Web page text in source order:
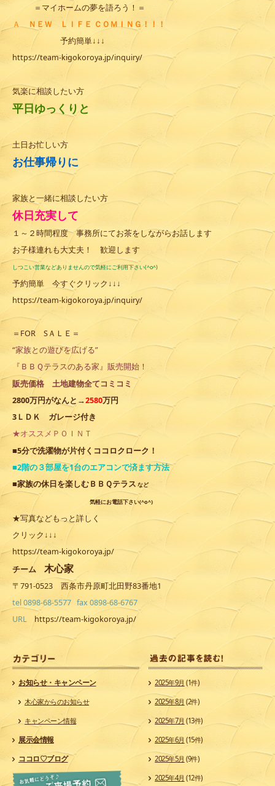
＝マイホームの夢を語ろう！＝
Ａ ＮＥＷ ＬＩＦＥ ＣＯＭＩＮＧ！！！
予約簡単↓↓↓
https://team-kigokoroya.jp/inquiry/
気楽に相談したい方
平日ゆっくりと
土日お忙しい方
お仕事帰りに
家族と一緒に相談したい方
休日充実して
１～２時間程度 事務所にてお茶をしながらお話します
お子様連れも大丈夫！ 歓迎します
しつこい営業などありませんので気軽にご利用下さい(^o^)
予約簡単 今すぐクリック↓↓↓
https://team-kigokoroya.jp/inquiry/
＝FOR SＡＬＥ＝
“家族との遊びを広げる”
『ＢＢＱテラスのある家』販売開始！
販売価格 土地建物全てコミコミ
2800万円がなんと→2580万円
3ＬＤＫ ガレージ付き
★オススメＰＯＩＮＴ
■5分で洗濯物が片付く ココロクローク ！
■2階の３部屋を1台のエアコンで済ます方法
■家族の休日を楽しむＢＢＱテラス など
気軽にお電話下さい(^o^)
★写真などもっと詳しく
クリック↓↓↓
https://team-kigokoroya.jp/
チーム 木心家
〒791-0523 西条市丹原町北田野83番地1
tel 0898-68-5577 fax 0898-68-6767
URLhttps://team-kigokoroya.jp/
お知らせ・キャンペーン
木心家からのお知らせ
キャンペーン情報
展示会情報
ココロ♡ブログ
2025年9月 (1件)
2025年8月 (2件)
2025年7月 (13件)
2025年6月 (15件)
2025年5月 (9件)
2025年4月 (12件)